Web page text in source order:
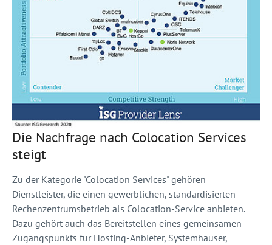
Die Nachfrage nach Colocation Services
steigt
Zu der Kategorie "Colocation Services" gehören
Dienstleister, die einen gewerblichen, standardisierten
Rechenzentrumsbetrieb als Colocation-Service anbieten.
Dazu gehört auch das Bereitstellen eines gemeinsamen
Zugangspunkts für Hosting-Anbieter, Systemhäuser,